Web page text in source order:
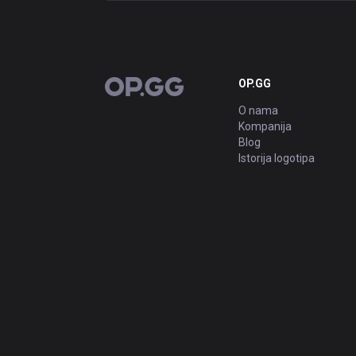
OP.GG OP.GG
O nama
Kompanija
Blog
Istorija logotipa